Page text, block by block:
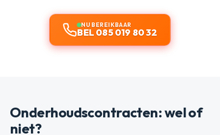
NU BEREIKBAAR
BEL 085 019 80 32
Onderhoudscontracten: wel of
niet?